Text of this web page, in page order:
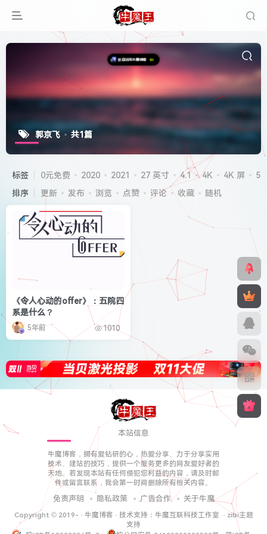
郭京飞 共1篇
标签 0元免费 2020 2021 27 英寸 4.1 4K 4K 屏
5G
排序
更新 发布 浏览 点赞 评论 收藏 随机
《令人心动的offer》：五院四
系是什么？
5年前 1010
本站信息
牛魔博客，拥有爱钻研的心，热爱分享、力于分享实用
技术、建站的技巧，提供一个服务更多的网友爱好者的
天地。若发现本站有任何侵犯您利益的内容，请及时邮
件或留言联系，我会第一时间删除所有相关内容。
免责声明 隐私政策 广告合作 关于牛魔
Copyright © 2019- · 牛魔博客 · 技术支持： 牛魔互联科技工作室 · zibi主题
支持